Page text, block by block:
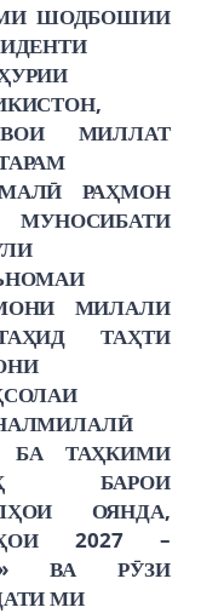
ШОДБОШИИ
МИЛЛАТ
РАҲМОН
МИЛАЛИ
ТАҲТИ
БА ТАҲКИМИ
БАРОИ
ОЯНДА,
2027 –
ВА РӮЗИ
МИ